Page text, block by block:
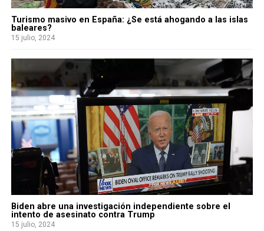
Turismo masivo en España: ¿Se está ahogando a las islas
baleares?
15 julio, 2024
Biden abre una investigación independiente sobre el
intento de asesinato contra Trump
15 julio, 2024